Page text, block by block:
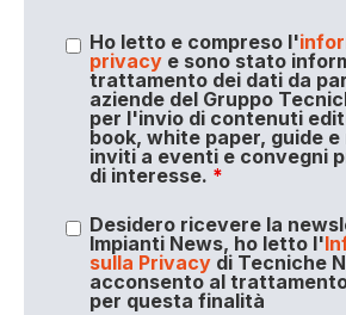
Ho letto e compreso l'
privacye sono stato
trattamento dei dati da
aziende del Gruppo
per l'invio di contenuti
book, white paper, guide
inviti a eventi e convegni
di interesse. *
Desidero ricevere la
Impianti News, ho letto l'
sulla Privacydi Tecniche
acconsento al
per questa finalità